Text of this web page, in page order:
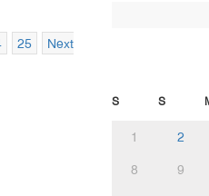
25
Next
S S
1 2
8
9